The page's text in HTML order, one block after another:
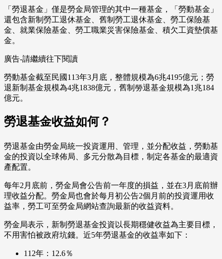
「勞退基金」僅是勞金局管理的其中一種基金，「勞動基金」
還包含新制勞工退休基金、舊制勞工退休基金、勞工保險基
金、就業保險基金、勞工職業災害保險基金、積欠工資墊償基
金。
廣告-請繼續往下閱讀
勞動基金截至民國113年3月底，整體規模為6兆4195億元；勞
退新制基金規模為4兆1838億元，舊制勞退基金規模為1兆184
億元。
勞退基金收益如何？
勞退基金由勞金局統一投資運用、管理，並分配收益，勞動基
金的投資以全球佈局、多元分散為目標，制定各基金的最適資
產配置。
每年2月底前，勞金局會公告前一年度的損益，並在3月底前辦
理收益分配。勞金局也會於每月初公告2個月前的投資運用收
益率，勞工可至勞金局網站查詢最新的收益資料。
勞金局表示，新制勞退基金投資以長期穩健收益為主要目標，
不用害怕被政府坑錢。近5年勞退基金的收益率如下：
112年：12.6％